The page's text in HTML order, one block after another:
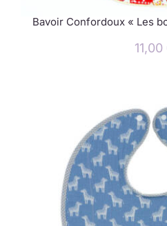
Bavoir Confordoux « Les
11,00